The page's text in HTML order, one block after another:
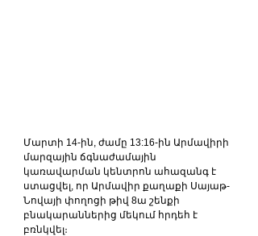
Մարտի 14-ին, ժամը 13:16-ին Արմավիրի
մարզային ճգնաժամային
կառավարման կենտրոն ահազանգ է
ստացվել, որ Արմավիր քաղաքի Սայաթ-
Նովայի փողոցի թիվ 8ա շենքի
բնակարաններից մեկում հրդեհ է
բռնկվել։